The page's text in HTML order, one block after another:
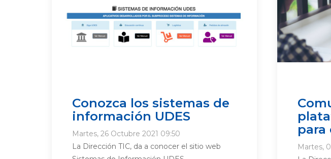
Conozca los sistemas de
información UDES
Martes, 26 Octubre 2021 09:50
La Dirección TIC, da a conocer el sitio web
para
Martes,